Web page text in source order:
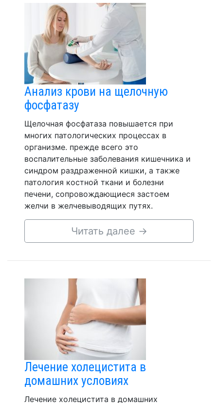
Анализ крови на щелочную
фосфатазу
Щелочная фосфатаза повышается при
многих патологических процессах в
организме. прежде всего это
воспалительные заболевания кишечника и
синдром раздраженной кишки, а также
патология костной ткани и болезни
печени, сопровождающиеся застоем
желчи в желчевыводящих путях.
Читать далее →
Лечение холецистита в
домашних условиях
Лечение холецистита в домашних